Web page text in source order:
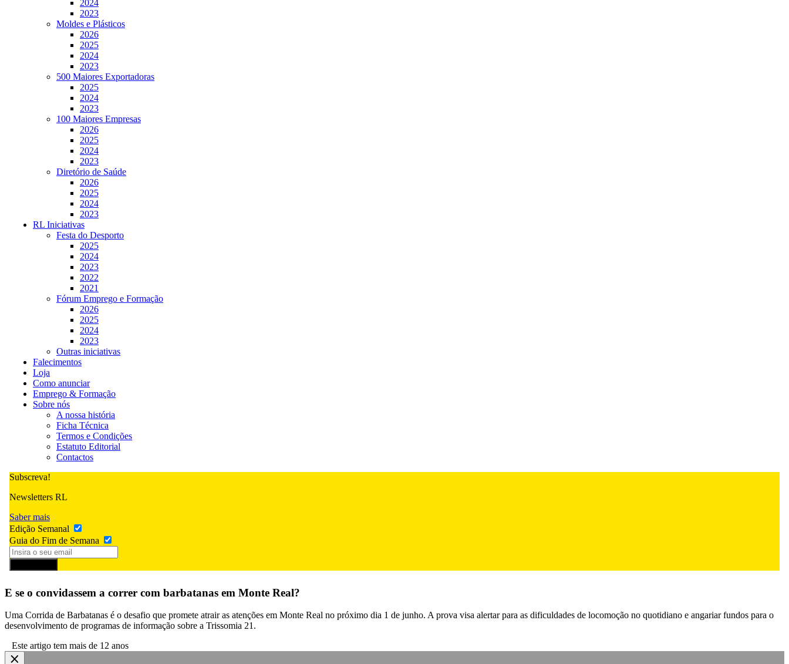
2024
2023
Moldes e Plásticos
2026
2025
2024
2023
500 Maiores Exportadoras
2025
2024
2023
100 Maiores Empresas
2026
2025
2024
2023
Diretório de Saúde
2026
2025
2024
2023
RL Iniciativas
Festa do Desporto
2025
2024
2023
2022
2021
Fórum Emprego e Formação
2026
2025
2024
2023
Outras iniciativas
Falecimentos
Loja
Como anunciar
Emprego & Formação
Sobre nós
A nossa história
Ficha Técnica
Termos e Condições
Estatuto Editorial
Contactos
Subscreva!
Newsletters RL
Saber mais
Edição Semanal
Guia do Fim de Semana
E se o convidassem a correr com barbatanas em Monte Real?
Uma Corrida de Barbatanas é o desafio que promete atrair as atenções em Monte Real no próximo dia 1 de junho. A prova visa alertar para as dificuldades de locomoção no quotidiano e angariar fundos para o
desenvolvimento de programas de informação sobre a Trissomia 21.
Este artigo tem mais de 12 anos